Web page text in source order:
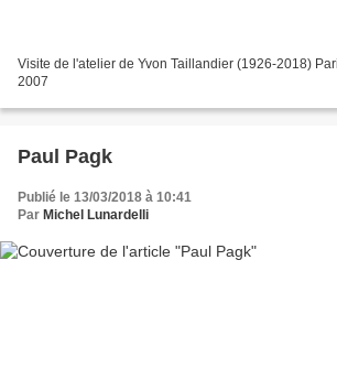
Visite de l'atelier de Yvon Taillandier (1926-2018)
2007
Paul Pagk
Publié le 13/03/2018 à 10:41
Par Michel Lunardelli